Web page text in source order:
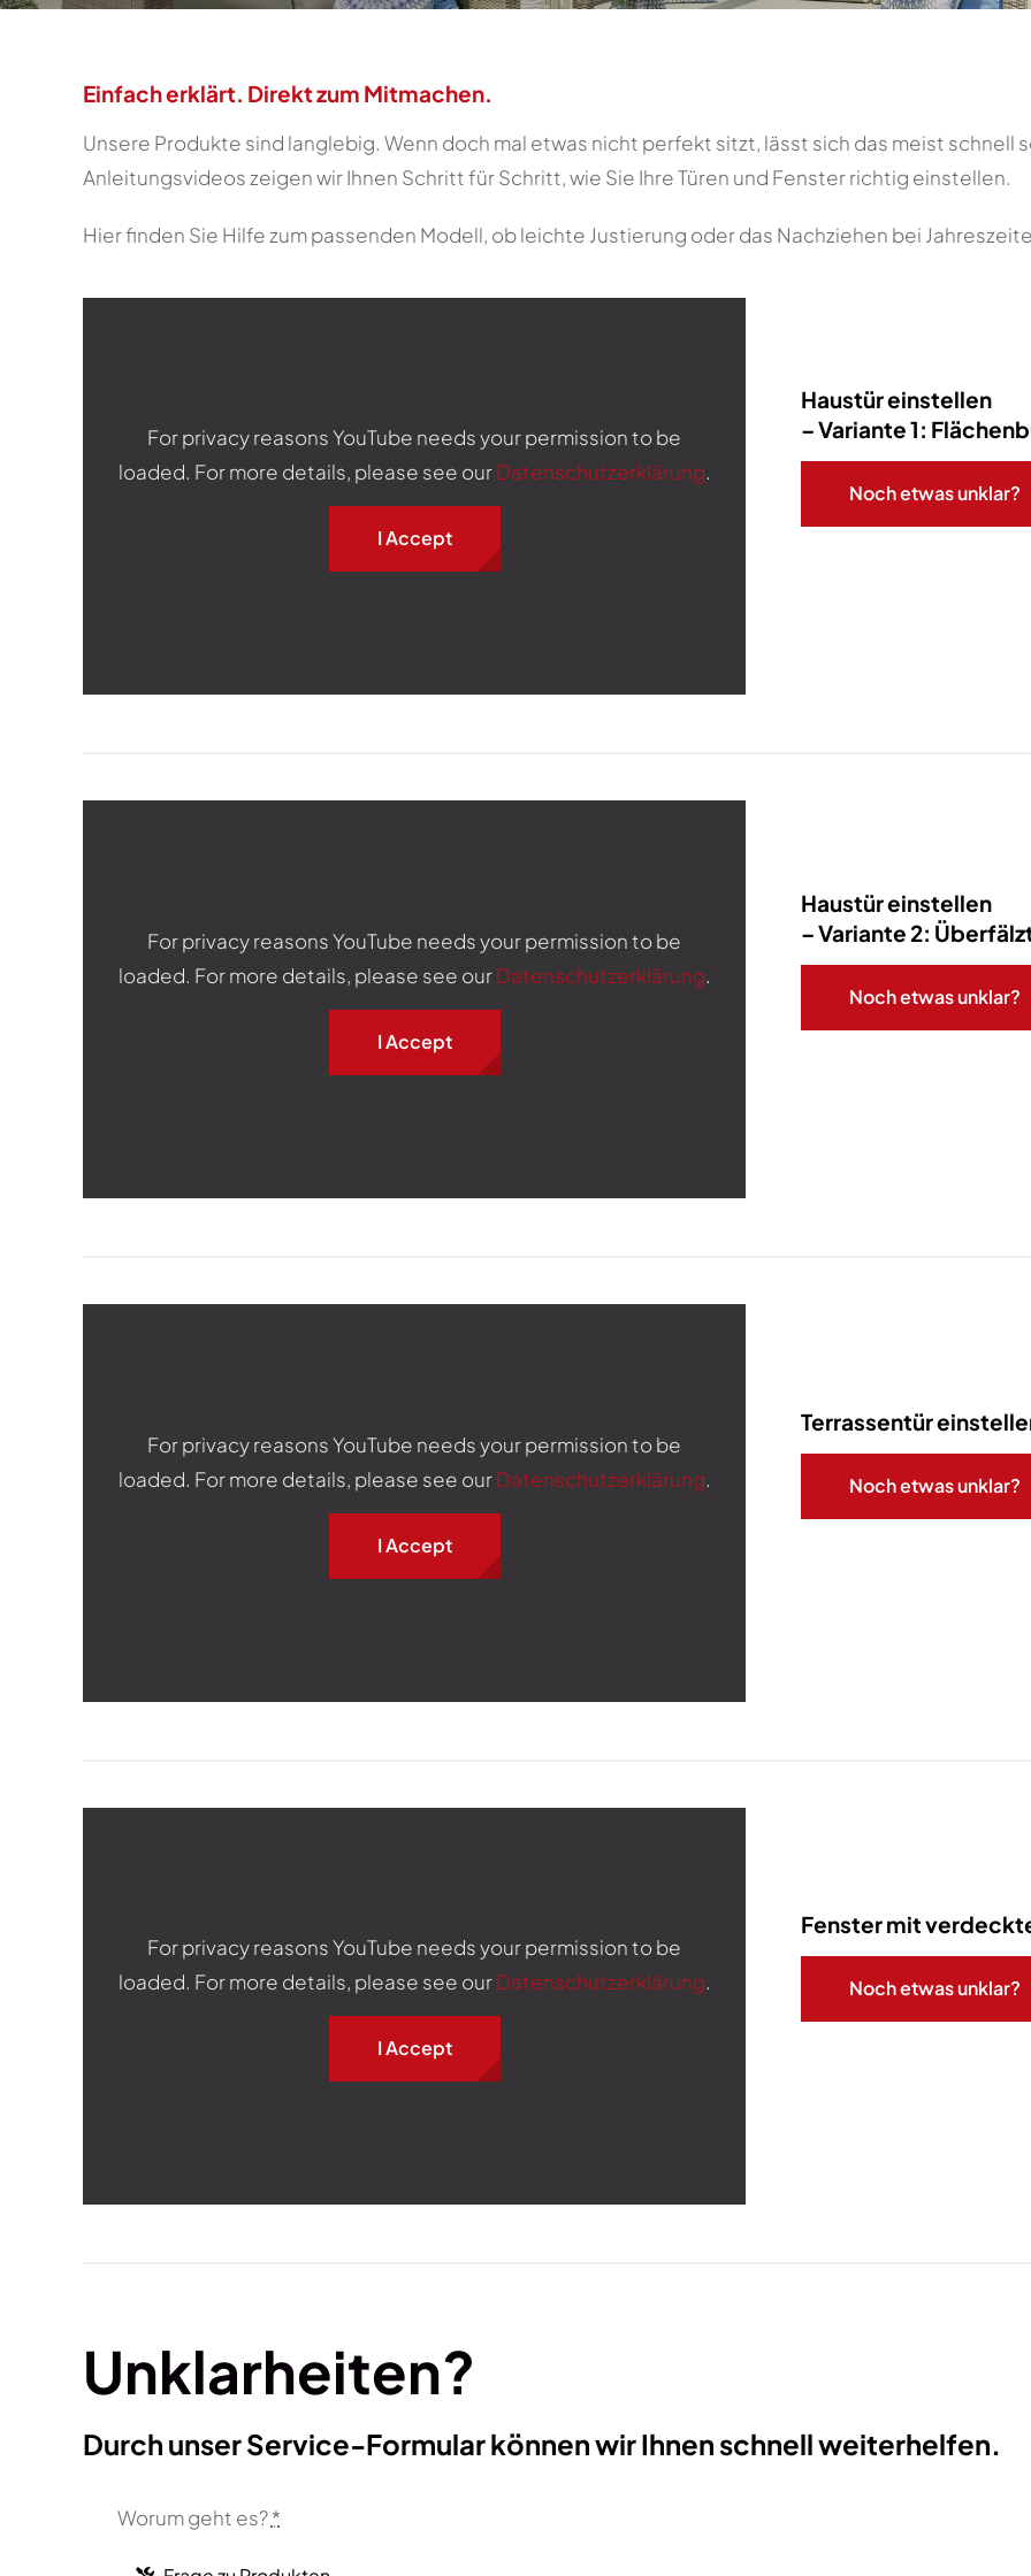
Einfach erklärt. Direkt zum Mitmachen.
Unsere Produkte sind langlebig. Wenn doch mal etwas nicht perfekt sitzt, lässt sich das meist schnell
Anleitungsvideos zeigen wir Ihnen Schritt für Schritt, wie Sie Ihre Türen und Fenster richtig einstellen.
Hier finden Sie Hilfe zum passenden Modell, ob leichte Justierung oder das Nachziehen bei
For privacy reasons YouTube needs your permission to be
loaded. For more details, please see ourDatenschutzerklärung.
I Accept
Haustür einstellen
– Variante 1:
Noch etwas unklar?
For privacy reasons YouTube needs your permission to be
loaded. For more details, please see ourDatenschutzerklärung.
I Accept
Haustür einstellen
– Variante 2:
Noch etwas unklar?
For privacy reasons YouTube needs your permission to be
loaded. For more details, please see ourDatenschutzerklärung.
I Accept
Terrassentür
Noch etwas unklar?
For privacy reasons YouTube needs your permission to be
loaded. For more details, please see ourDatenschutzerklärung.
I Accept
Fenster mit
Noch etwas unklar?
Unklarheiten?
Durch unser Service-Formular können wir Ihnen schnell weiterhelfen.
Worum geht es?*